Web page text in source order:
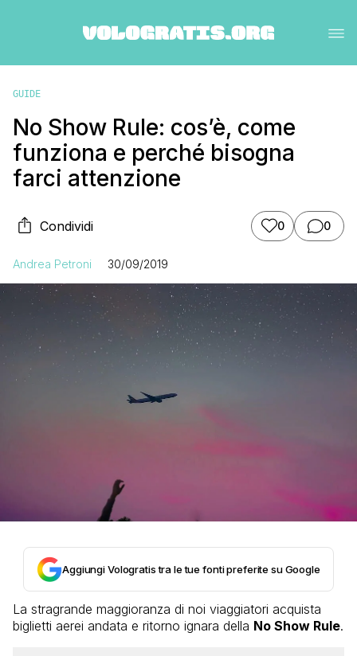
GUIDE
No Show Rule: cos’è, come
funziona e perché bisogna
farci attenzione
Condividi 0 0
Andrea Petroni 30/09/2019
Aggiungi Vologratis tra le tue fonti preferite su Google
La stragrande maggioranza di noi viaggiatori acquista
biglietti aerei andata e ritorno ignara della No Show Rule.